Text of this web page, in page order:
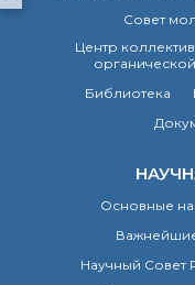
Новости
диссертационных
советов
Новые лаборатории
Институт в СМИ
Конкурсы, премии
Преподавательский
Совет
Центр
Библиотека
Основные
Научный Совет